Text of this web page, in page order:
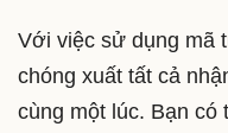
Với việc sử dụng mã
chóng xuất tất cả
cùng một lúc. Bạn